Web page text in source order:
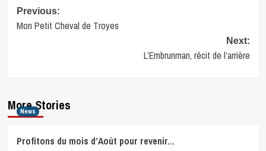
Post
navigation
Previous:
Mon Petit Cheval de Troyes
Next:
L’Embrunman, récit de l’arrière
More Stories
News
Profitons du mois d’Août pour revenir…